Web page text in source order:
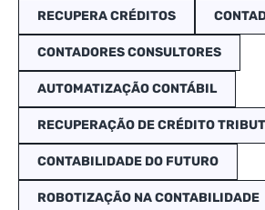
RECUPERA CRÉDITOS
CONTADORES CONSULTORES
AUTOMATIZAÇÃO CONTÁBIL
RECUPERAÇÃO DE CRÉDITO
CONTABILIDADE DO FUTURO
ROBOTIZAÇÃO NA CONTABILIDADE